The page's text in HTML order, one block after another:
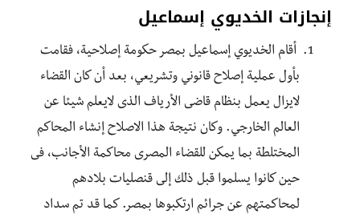
إنجازات الخديوي إسماعيل
أقام الخديوي إسماعيل بمصر حكومة إصلاحية، فقامت
بأول عملية إصلاح قانوني وتشريعي، بعد أن كان القضاء
لايزال يعمل بنظام قاضى الأرياف الذى لايعلم شيئا عن
العالم الخارجي. وكان نتيجة هذا الاصلاح إنشاء المحاكم
المختلطة بما يمكن للقضاء المصرى محاكمة الأجانب، فى
حين كانوا يسلموا قبل ذلك إلى قنصليات بلادهم
لمحاكمتهم عن جرائم ارتكبوها بمصر. كما قد تم سداد